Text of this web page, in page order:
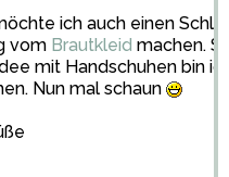
ich auch einen
vom Brautkleid machen.
mit Handschuhen bin
Nun mal schaun